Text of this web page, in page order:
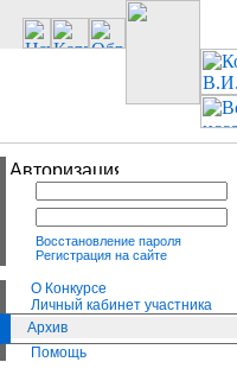
Восстановление пароля
Регистрация на сайте
О Конкурсе
Личный кабинет участника
Архив
Помощь